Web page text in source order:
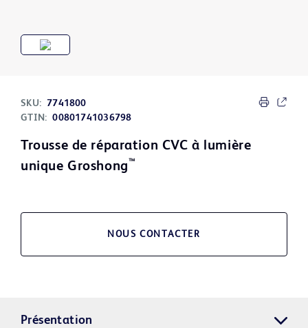
SKU:
7741800
GTIN: 00801741036798
Trousse de réparation CVC à lumière
unique Groshong™
NOUS CONTACTER
Présentation